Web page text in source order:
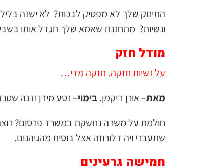
התינוק שלך לא מפסיק לבכות? לא ישנה
ונשיות? מתחננת שאמא שלך תגדל אותו
מודל חזק
על נשיות חזקה. חזקה מדי…
מאת– אורן דיקמן.בימוי– נטע מידן ודנה
חולמת על משרה נחשקת במשרד פרסום?
שתעברי ויה דלורוזה אצל בוסית מהגיהנום.
חמישה גרעינים